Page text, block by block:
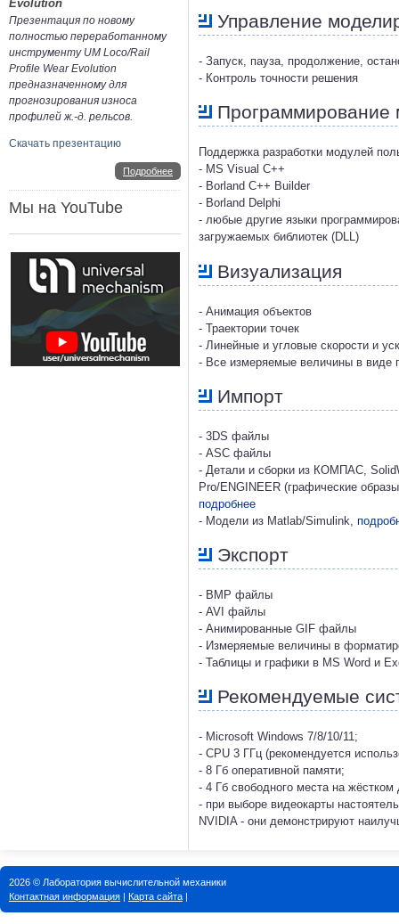
Evolution
Презентация по новому
полностью переработанному
инструменту UM Loco/Rail
Profile Wear Evolution
предназначенному для
прогнозирования износа
профилей ж.-д. рельсов.
Скачать презентацию
Подробнее
Мы на YouTube
Управление
- Запуск, пауза, продолжение,
- Контроль точности решения
Программирование
Поддержка разработки модулей
- MS Visual C++
- Borland C++ Builder
- Borland Delphi
- любые другие языки
загружаемых библиотек (DLL)
Визуализация
- Анимация объектов
- Траектории точек
- Линейные и угловые скорости и
- Все измеряемые величины в виде
Импорт
- 3DS файлы
- ASC файлы
- Детали и сборки из КОМПАС,
Pro/ENGINEER (графические
подробнее
- Модели из Matlab/Simulink,
Экспорт
- BMP файлы
- AVI файлы
- Анимированные GIF файлы
- Измеряемые величины в
- Таблицы и графики в MS Word и
Рекомендуемые
- Microsoft Windows 7/8/10/11;
- CPU 3 ГГц (рекомендуется
- 8 Гб оперативной памяти;
- 4 Гб свободного места на жёстком
- при выборе видеокарты
NVIDIA - они демонстрируют
2026 © Лаборатория вычислительной механики
Контактная информация
Карта сайта